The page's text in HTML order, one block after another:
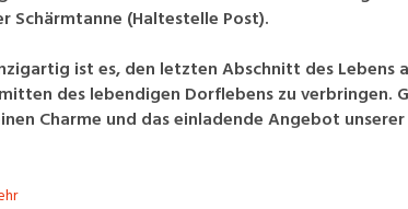
Schärmtanne (Haltestelle Post).
ist es, den letzten Abschnitt des Lebens
des lebendigen Dorflebens zu verbringen.
Charme und das einladende Angebot